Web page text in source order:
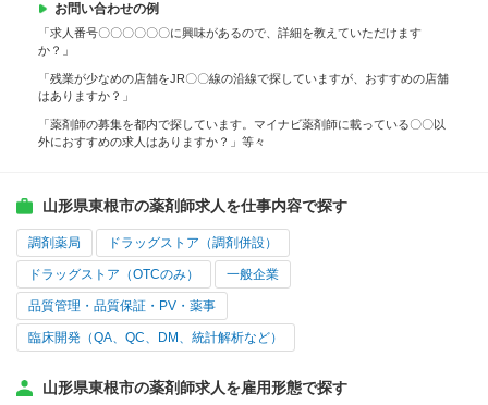
お問い合わせの例
「求人番号〇〇〇〇〇〇に興味があるので、詳細を教えていただけます
か？」
「残業が少なめの店舗をJR〇〇線の沿線で探していますが、おすすめの店舗
はありますか？」
「薬剤師の募集を都内で探しています。マイナビ薬剤師に載っている〇〇以
外におすすめの求人はありますか？」等々
山形県東根市の薬剤師求人を仕事内容で探す
調剤薬局 ドラッグストア（調剤併設）
ドラッグストア（OTCのみ） 一般企業
品質管理・品質保証・PV・薬事
臨床開発（QA、QC、DM、統計解析など）
山形県東根市の薬剤師求人を雇用形態で探す